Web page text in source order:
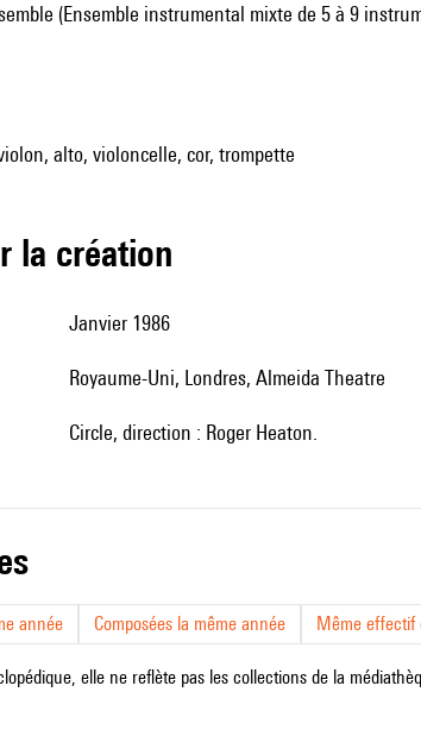
(Ensemble instrumental mixte de 5 à 9
alto, violoncelle, cor, trompette
la création
Janvier 1986
Royaume-Uni, Londres, Almeida Theatre
Circle, direction : Roger Heaton.
année Composées la même année Même effectif
elle ne reflète pas les collections de la